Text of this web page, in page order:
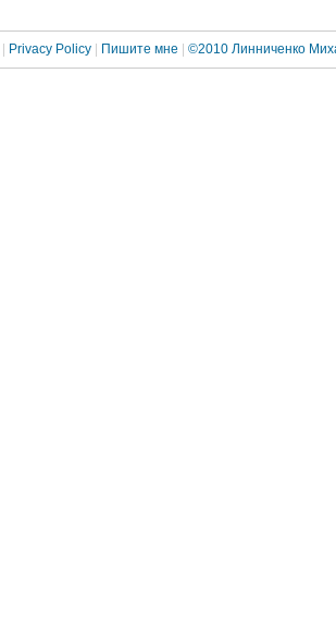
Privacy Policy Пишите мне ©2010 Линниченко